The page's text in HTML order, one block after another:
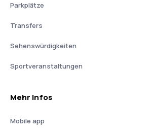
Parkplätze
Transfers
Sehenswürdigkeiten
Sportveranstaltungen
Mehr Infos
Mobile app